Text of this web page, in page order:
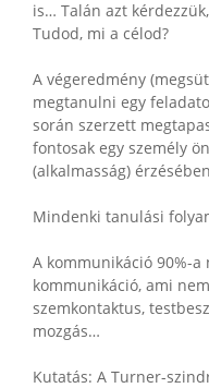
is… Talán azt
Tudod, mi a célod?
A végeredmény
megtanulni egy
során szerzett
fontosak egy személy
(alkalmasság)
Mindenki tanulási
A kommunikáció 90%-
kommunikáció, ami
szemkontaktus,
mozgás…
Kutatás: A Turner-